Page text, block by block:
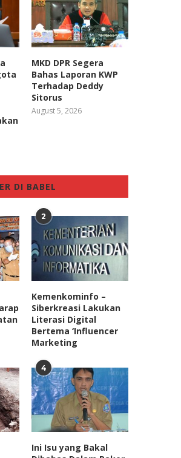
MKD DPR Segera
Bahas Laporan KWP
Terhadap Deddy
Sitorus
August 5, 2026
DI BABEL
2
Kemenkominfo –
Siberkreasi Lakukan
Literasi Digital
Bertema ‘Influencer
Marketing
4
Ini Isu yang Bakal